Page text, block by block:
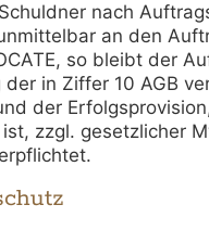
nach
an den
so bleibt der
der in Ziffer 10 AGB
der
zzgl. gesetzlicher